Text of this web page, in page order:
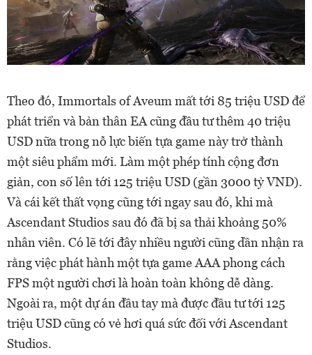
Theo đó, Immortals of Aveum mất tới 85 triệu USD để
phát triển và bản thân EA cũng đầu tư thêm 40 triệu
USD nữa trong nỗ lực biến tựa game này trở thành
một siêu phẩm mới. Làm một phép tính cộng đơn
giản, con số lên tới 125 triệu USD (gần 3000 tỷ VND).
Và cái kết thất vọng cũng tới ngay sau đó, khi mà
Ascendant Studios sau đó đã bị sa thải khoảng 50%
nhân viên. Có lẽ tới đây nhiều người cũng dần nhận ra
rằng việc phát hành một tựa game AAA phong cách
FPS một người chơi là hoàn toàn không dễ dàng.
Ngoài ra, một dự án đầu tay mà được đầu tư tới 125
triệu USD cũng có vẻ hơi quá sức đối với Ascendant
Studios.